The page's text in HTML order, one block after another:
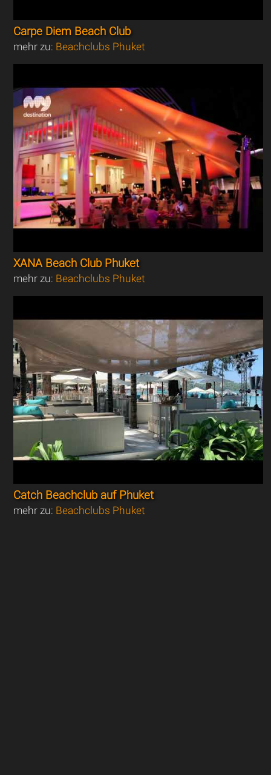
Carpe Diem Beach Club
mehr zu: Beachclubs Phuket
XANA Beach Club Phuket
mehr zu: Beachclubs Phuket
Catch Beachclub auf Phuket
mehr zu: Beachclubs Phuket